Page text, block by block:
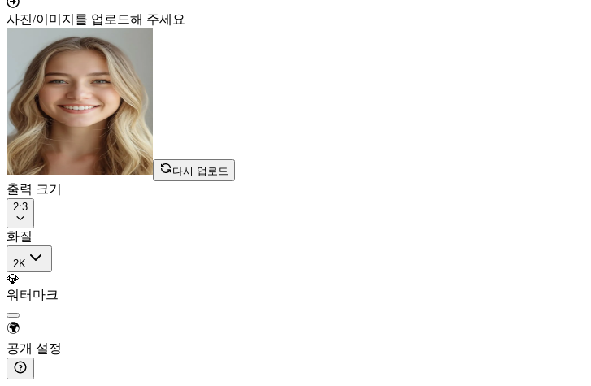
사진/이미지를 업로드해 주세요
다시 업로드
출력 크기
2:3
화질
2K
💎
워터마크
🌍
공개 설정